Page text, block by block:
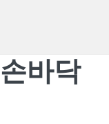
손바닥